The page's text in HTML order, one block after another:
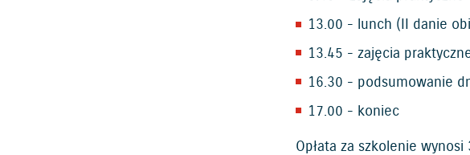
13.00 - lunch (II danie
13.45 - zajęcia
16.30 - podsumowanie
17.00 - koniec
Opłata za szkolenie